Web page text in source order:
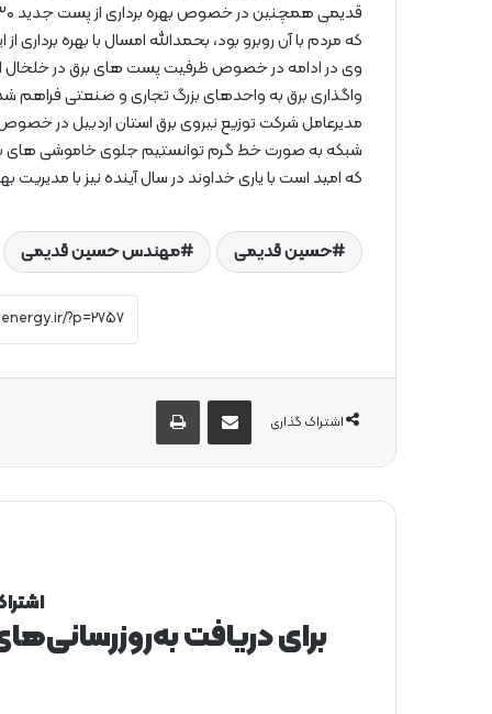
که مردم با آن روبرو بود، بحمدالله امسال با بهره
واگذاری برق به واحدهای بزرگ تجاری و صنعتی فراهم
مدیرعامل شرکت توزیع نیروی برق استان اردبیل در خصوص
شبکه به صورت خط گرم توانستیم جلوی خاموشی های بی
که امید است با یاری خداوند در سال آینده نیز با
حسین قدیمی مهندس حسین قدیمی
اشتراک گذاری
از طریق ایمیل به اشتراک بگذارید
برای دریافت